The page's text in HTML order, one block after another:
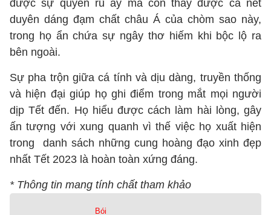
được sự quyến rũ ấy mà còn thấy được cả nét
duyên dáng đạm chất châu Á của chòm sao này,
trong họ ẩn chứa sự ngây thơ hiếm khi bộc lộ ra
bên ngoài.
Sự pha trộn giữa cá tính và dịu dàng, truyền thống
và hiện đại giúp họ ghi điểm trong mắt mọi người
dịp Tết đến. Họ hiểu được cách làm hài lòng, gây
ấn tượng với xung quanh vì thế việc họ xuất hiện
trong danh sách những cung hoàng đạo xinh đẹp
nhất Tết 2023 là hoàn toàn xứng đáng.
* Thông tin mang tính chất tham khảo
Bói